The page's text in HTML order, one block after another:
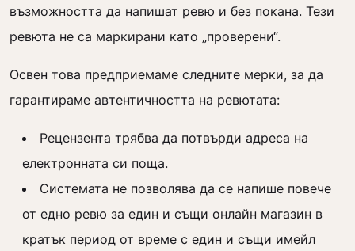
възможността да напишат ревю и без покана. Тези
ревюта не са маркирани като „проверени“.
Освен това предприемаме следните мерки, за да
гарантираме автентичността на ревютата:
Рецензента трябва да потвърди адреса на
електронната си поща.
Системата не позволява да се напише повече
от едно ревю за един и същи онлайн магазин в
кратък период от време с един и същи имейл